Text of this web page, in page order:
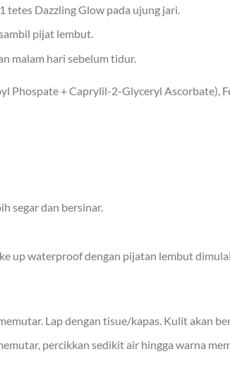
Dazzling Glow pada ujung jari.
pijat lembut.
malam hari sebelum tidur.
Phospate + Caprylil-2-Glyceryl Ascorbate),
segar dan bersinar.
up waterproof dengan pijatan lembut
Lap dengan tisue/kapas. Kulit akan
percikkan sedikit air hingga warna